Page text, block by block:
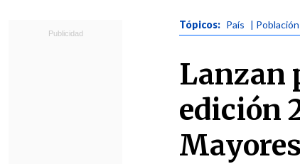
Tópicos: País | Población
Lanzan
edición